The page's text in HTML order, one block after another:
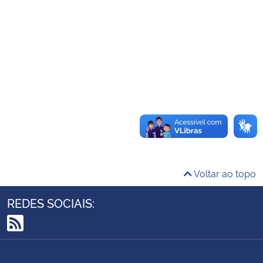
Controladoria-Geral da União
Voltar ao topo
REDES SOCIAIS:
RSS